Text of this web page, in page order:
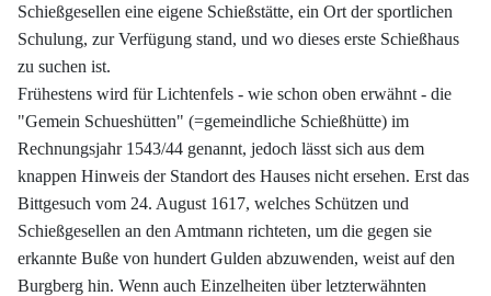
Schießgesellen eine eigene Schießstätte, ein Ort der sportlichen
Schulung, zur Verfügung stand, und wo dieses erste Schießhaus
zu suchen ist.
Frühestens wird für Lichtenfels - wie schon oben erwähnt - die
"Gemein Schueshütten" (=gemeindliche Schießhütte) im
Rechnungsjahr 1543/44 genannt, jedoch lässt sich aus dem
knappen Hinweis der Standort des Hauses nicht ersehen. Erst das
Bittgesuch vom 24. August 1617, welches Schützen und
Schießgesellen an den Amtmann richteten, um die gegen sie
erkannte Buße von hundert Gulden abzuwenden, weist auf den
Burgberg hin. Wenn auch Einzelheiten über letzterwähnten